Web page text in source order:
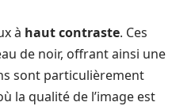
à haut contraste. Ces
de noir, offrant ainsi une
sont particulièrement
la qualité de l’image est